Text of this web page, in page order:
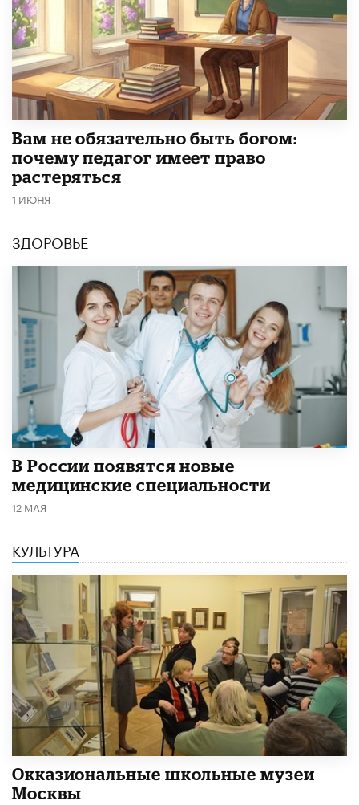
​Вам не обязательно быть богом:
почему педагог имеет право
растеряться
1 ИЮНЯ
ЗДОРОВЬЕ
В России появятся новые
медицинские специальности
12 МАЯ
КУЛЬТУРА
​Окказиональные школьные музеи
Москвы